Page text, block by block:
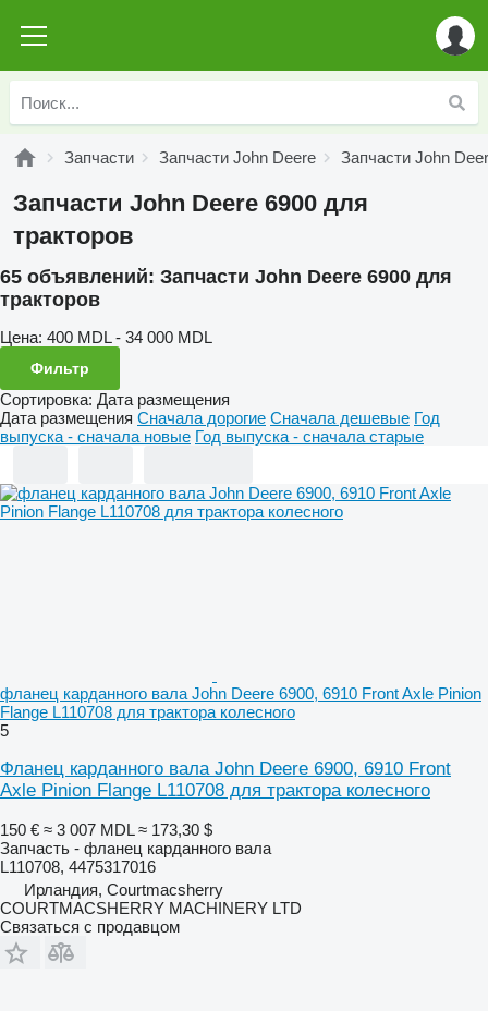
Запчасти Запчасти John Deere Запчасти John
Запчасти John Deere 6900 для
тракторов
65 объявлений: Запчасти John Deere 6900 для
тракторов
Цена: 400 MDL - 34 000 MDL
Фильтр
Сортировка: Дата размещения
Дата размещения Сначала дорогие Сначала дешевые Год
выпуска - сначала новые Год выпуска - сначала старые
фланец карданного вала John Deere 6900, 6910 Front Axle Pinion
Flange L110708 для трактора колесного
5
Фланец карданного вала John Deere 6900, 6910 Front
Axle Pinion Flange L110708 для трактора колесного
150 € ≈ 3 007 MDL ≈ 173,30 $
Запчасть - фланец карданного вала
L110708, 4475317016
Ирландия, Courtmacsherry
COURTMACSHERRY MACHINERY LTD
Связаться с продавцом